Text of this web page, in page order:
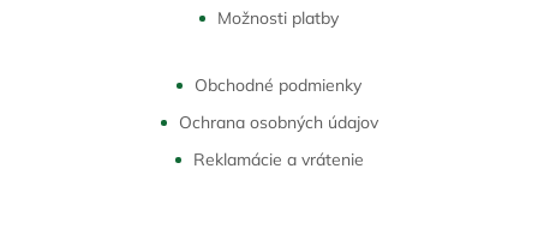
Možnosti platby
Obchodné podmienky
Ochrana osobných údajov
Reklamácie a vrátenie